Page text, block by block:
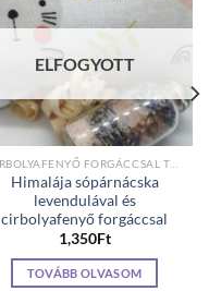
ELFOGYOTT
Himalája sópárnácska
levendulával és
cirbolyafenyő forgáccsal
1,350Ft
TOVÁBB OLVASOM